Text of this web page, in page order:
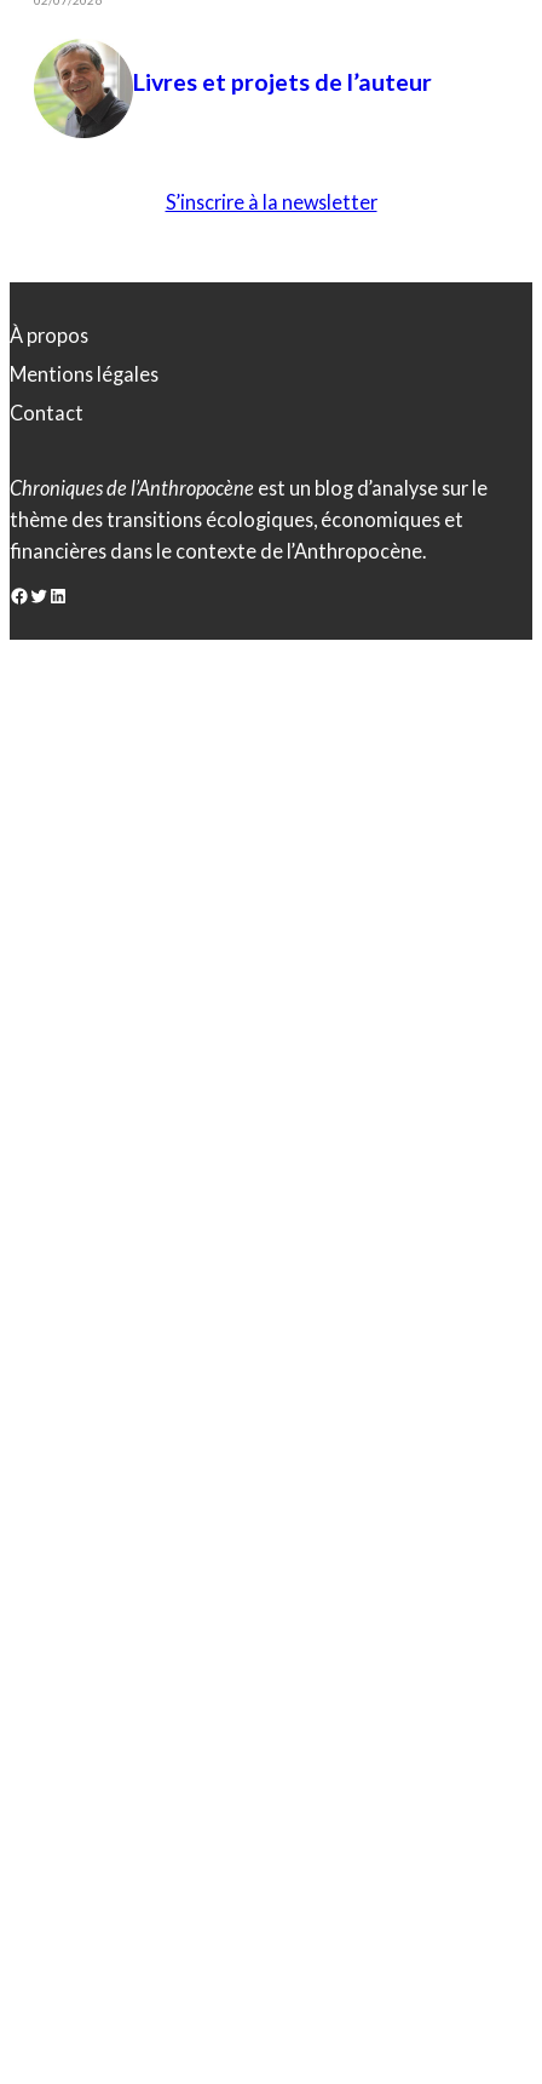
Livres et projets de l’auteur
S’inscrire à la newsletter
À propos
Mentions légales
Contact
Chroniques de l’Anthropocène est un blog d’analyse sur le
thème des transitions écologiques, économiques et
financières dans le contexte de l’Anthropocène.
Facebook Twitter LinkedIn